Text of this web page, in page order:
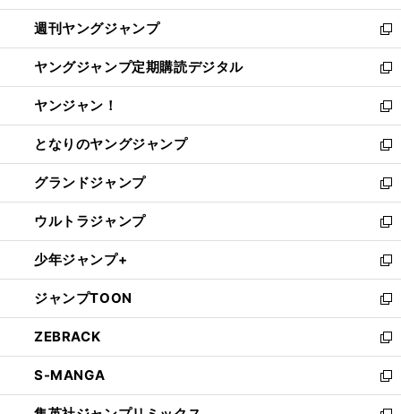
開
く
ウ
で
開
く
ン
ド
ウ
で
開
く
ウ
ィ
ン
ド
ウ
で
開
く
週刊ヤングジャンプ
新
し
い
ウ
ィ
ン
ド
ウ
で
開
く
ヤングジャンプ定期購読デジタル
新
し
い
ウ
ィ
ン
ド
ウ
で
開
く
ヤンジャン！
新
し
い
ウ
ィ
ン
ド
ウ
で
開
く
となりのヤングジャンプ
新
し
い
ウ
ィ
ン
ド
ウ
で
開
く
グランドジャンプ
新
し
い
ウ
ィ
ン
ド
ウ
で
開
く
ウルトラジャンプ
新
し
い
ウ
ィ
ン
ド
ウ
で
開
少年ジャンプ+
新
し
い
ウ
ィ
ン
ド
ウ
ジャンプTOON
新
し
い
ウ
ィ
ン
ZEBRACK
新
し
い
ウ
S-MANGA
新
し